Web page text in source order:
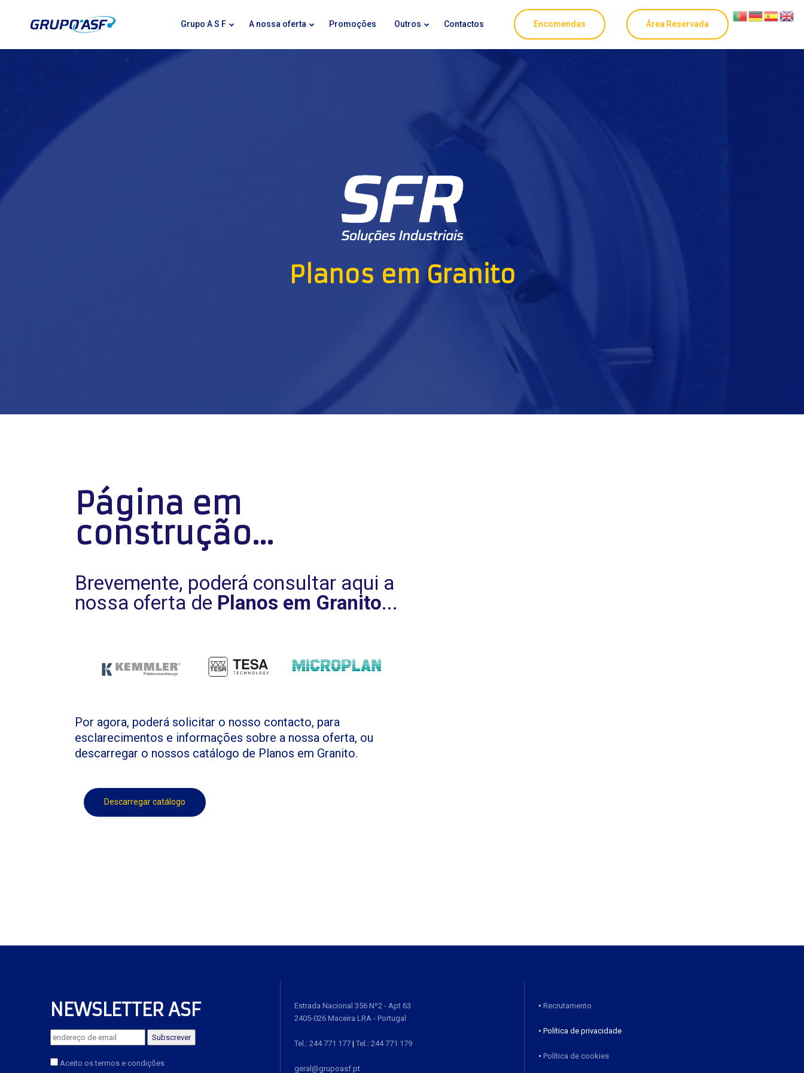
Grupo A S F A nossa oferta Promoções Outros Contactos Encomendas Área Reservada
Planos em Granito
Página em
construção...
Brevemente, poderá consultar aqui a
nossa oferta de Planos em Granito...
Por agora, poderá solicitar o nosso contacto, para
esclarecimentos e informações sobre a nossa oferta, ou
descarregar o nossos catálogo de Planos em Granito.
Descarregar catálogo
NEWSLETTER ASF
Aceito os termos e condições
Estrada Nacional 356 Nº2 - Apt 63
2405-026 Maceira LRA - Portugal
Tel.: 244 771 177 | Tel.: 244 771 179
geral@grupoasf.pt
• Recrutamento
• Política de privacidade
• Política de cookies